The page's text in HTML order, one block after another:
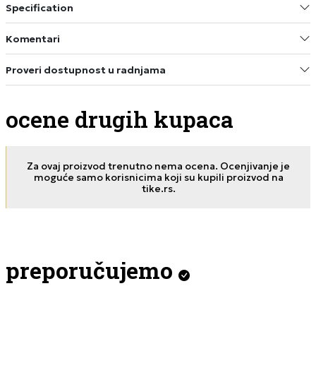
Specification
Komentari
Proveri dostupnost u radnjama
ocene drugih kupaca
Za ovaj proizvod trenutno nema ocena. Ocenjivanje je
moguće samo korisnicima koji su kupili proizvod na
tike.rs.
preporučujemo